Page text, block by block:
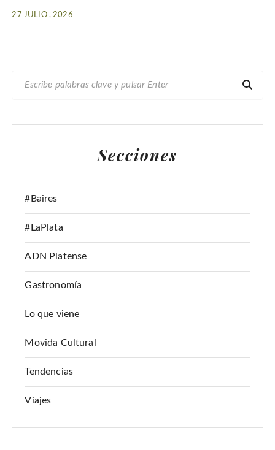
27 JULIO , 2026
C
Secciones
#Baires
#LaPlata
ADN Platense
Gastronomía
Lo que viene
Movida Cultural
Tendencias
Viajes